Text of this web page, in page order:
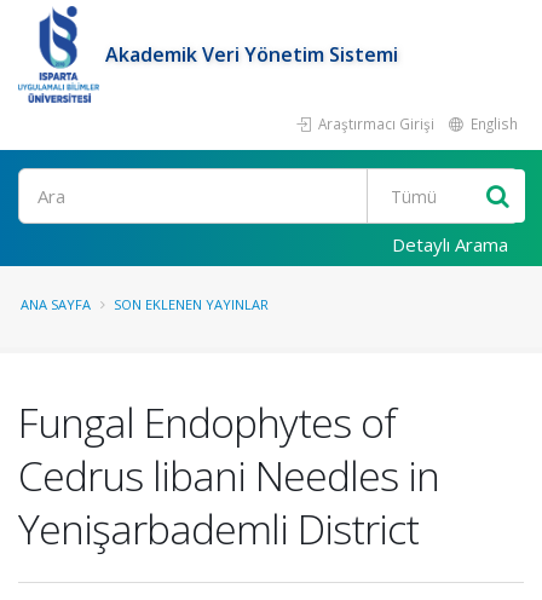
Akademik Veri Yönetim Sistemi
Araştırmacı Girişi English
Ara
Detaylı Arama
ANA SAYFA SON EKLENEN YAYINLAR
Fungal Endophytes of
Cedrus libani Needles in
Yenişarbademli District